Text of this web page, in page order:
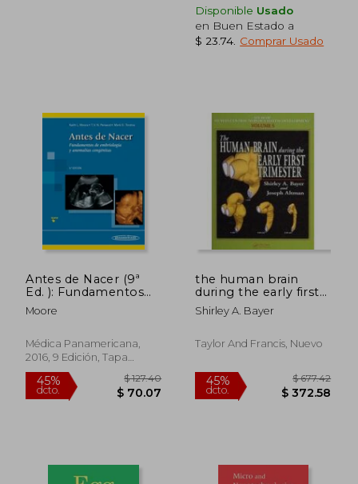
40%
dcto.
$ 280.86
$ 168.52
45%
dcto.
$
$
Disponible Usado
en Buen Estado a
$ 23.74 Comprar Usado
Antes de Nacer (9ª
Ed. ): Fundamentos
de Embriologia y
Defectos Congenitos
Moore
Médica Panamericana,
2016, 9 Edición, Tapa
Blanda, Nuevo
the human brain
during the early first
trimester
Shirley A. Bayer
Taylor And Francis, Nuevo